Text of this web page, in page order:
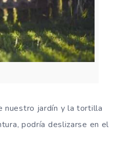
nuestro jardín y la tortilla
podría deslizarse en el